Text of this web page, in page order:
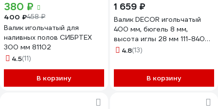
380 ₽
400 ₽458 ₽
Валик игольчатый для
наливных полов СИБРТЕХ
300 мм 81102
4.5(11)
В корзину
1 659 ₽
Валик DECOR игольчатый
400 мм, бюгель 8 мм,
высота иглы 28 мм 111-8400
11608086
4.8(13)
В корзину